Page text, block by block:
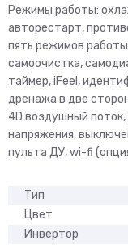
Режимы работы:
авторестарт,
пять режимов
самоочистка,
таймер, iFeel,
дренажа в две
4D воздушный
напряжения,
пульта ДУ, wi-fi
Тип
Цвет
Инвертор